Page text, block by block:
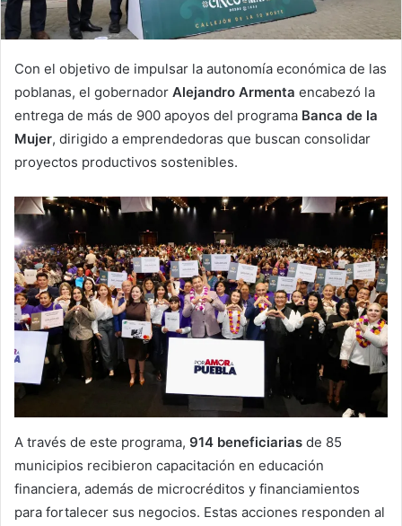
Con el objetivo de impulsar la autonomía económica de las
poblanas, el gobernador Alejandro Armenta encabezó la
entrega de más de 900 apoyos del programa Banca de la
Mujer, dirigido a emprendedoras que buscan consolidar
proyectos productivos sostenibles.
A través de este programa, 914 beneficiarias de 85
municipios recibieron capacitación en educación
financiera, además de microcréditos y financiamientos
para fortalecer sus negocios. Estas acciones responden al